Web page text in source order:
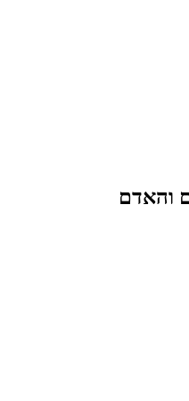
והאדם